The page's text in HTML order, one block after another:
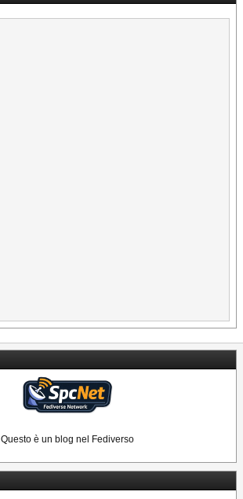
Questo è un blog nel Fediverso